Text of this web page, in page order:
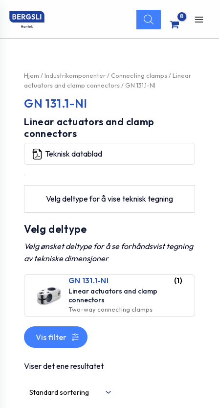
rett
innholdet
Products
search
Hjem / Industrikomponenter/ Connecting clamps/ Linear
actuators and clamp connectors/ GN 131.1-NI
GN 131.1-NI
Linear actuators and clamp
connectors
Teknisk datablad
Velg deltype for å vise teknisk tegning
Velg deltype
Velg ønsket deltype for å se forhåndsvist tegning
av tekniske dimensjoner
GN 131.1-NI (1)
Linear actuators and clamp
connectors
Two-way connecting clamps
Vis filter
Viser det ene resultatet